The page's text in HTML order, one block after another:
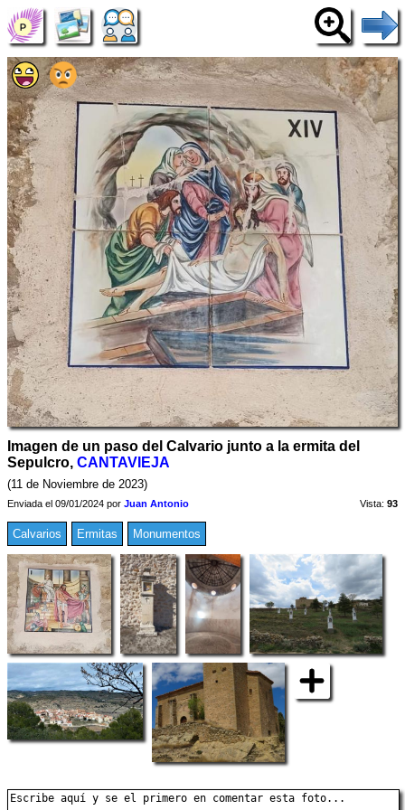
Imagen de un paso del Calvario junto a la ermita del
Sepulcro, CANTAVIEJA
(11 de Noviembre de 2023)
Enviada el 09/01/2024 por Juan Antonio Vista: 93
Calvarios Ermitas Monumentos